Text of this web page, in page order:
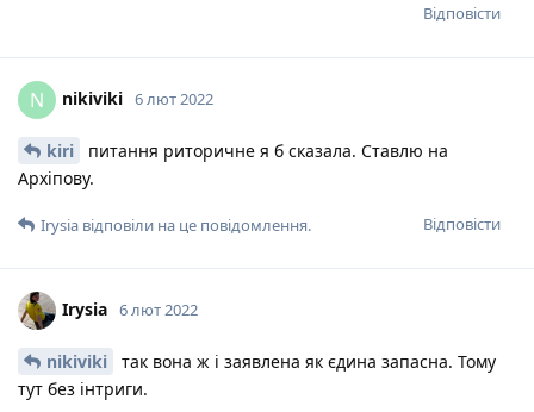
Відповісти
N nikiviki 6 лют 2022
kiri
питання риторичне я б сказала. Ставлю на
Архіпову.
Відповісти
Irysia відповіли на це повідомлення.
Irysia 6 лют 2022
nikiviki
так вона ж і заявлена як єдина запасна. Тому
тут без інтриги.